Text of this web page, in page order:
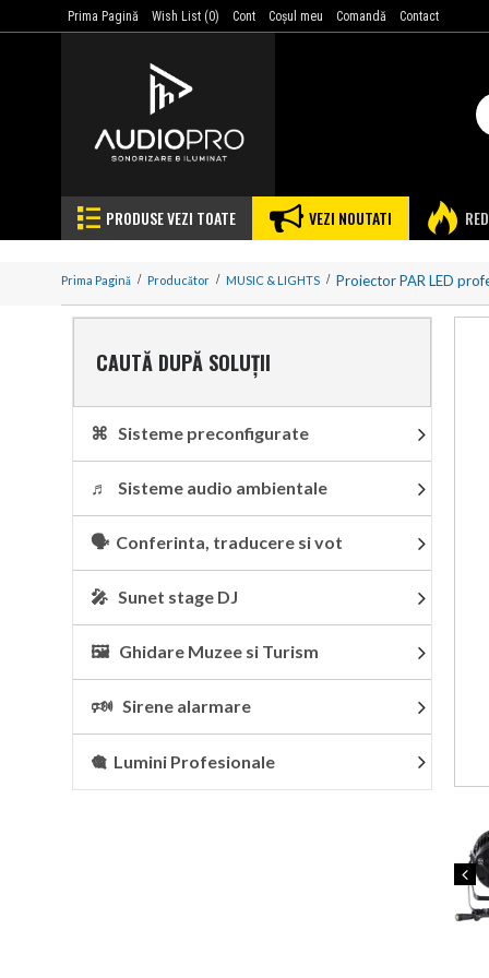
Prima Pagină Wish List (0) Cont Coşul meu Comandă Contact
PRODUSE VEZI TOATE VEZI NOUTATI
Prima Pagină Producător MUSIC & LIGHTS Proiector PAR LED
CAUTĂ DUPĂ SOLUȚII
⌘ Sisteme preconfigurate
♬ Sisteme audio ambientale
🗣 Conferinta, traducere si vot
🎤 Sunet stage DJ
🖼 Ghidare Muzee si Turism
🕬 Sirene alarmare
🎕 Lumini Profesionale